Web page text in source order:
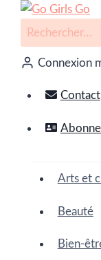
Connexion
Contact
Arts et
Beauté
Bien-